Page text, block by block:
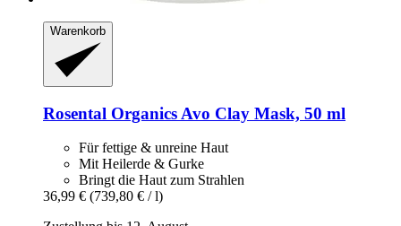
Warenkorb
Rosental Organics Avo Clay Mask, 50 ml
Für fettige & unreine Haut
Mit Heilerde & Gurke
Bringt die Haut zum Strahlen
36,99 € (739,80 € / l)